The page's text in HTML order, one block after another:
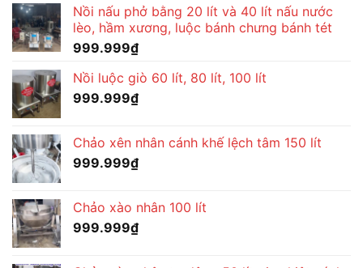
Nồi nấu phở bằng 20 lít và 40 lít nấu nước
lèo, hầm xương, luộc bánh chưng bánh tét
999.999₫
Nồi luộc giò 60 lít, 80 lít, 100 lít
999.999₫
Chảo xên nhân cánh khế lệch tâm 150 lít
999.999₫
Chảo xào nhân 100 lít
999.999₫